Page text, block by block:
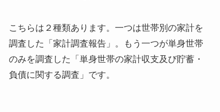
こちらは２種類あります。一つは世帯別の家計を
調査した「家計調査報告」。もう一つが単身世帯
のみを調査した「単身世帯の家計収支及び貯蓄・
負債に関する調査」です。